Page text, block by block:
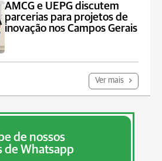
AMCG e UEPG discutem
parcerias para projetos de
inovação nos Campos Gerais
Ver mais
de nossos
de Whatsapp